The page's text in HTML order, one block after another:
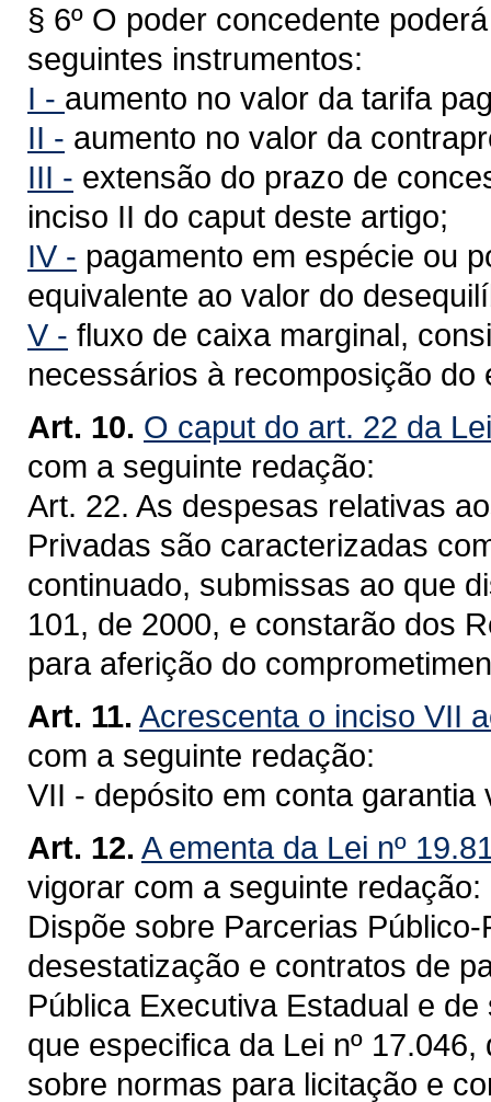
§ 6º O poder concedente
seguintes instrumentos:
I - aumento no valor da tarifa
II - aumento no valor da
III - extensão do prazo de
inciso II do caput deste artigo;
IV - pagamento em espécie ou
equivalente ao valor do
V - fluxo de caixa marginal,
necessários à recomposição
Art. 10. O caput do art. 22 da
com a seguinte redação:
Art. 22. As despesas relativas
Privadas são caracterizadas
continuado, submissas ao que
101, de 2000, e constarão dos
para aferição do
Art. 11. Acrescenta o inciso VII
com a seguinte redação:
VII - depósito em conta
Art. 12. A ementa da Lei nº
vigorar com a seguinte redação:
Dispõe sobre Parcerias
desestatização e contratos de
Pública Executiva Estadual e
que especifica da Lei nº
sobre normas para licitação e